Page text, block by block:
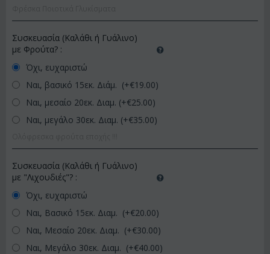
Συσκευασία (Καλάθι ή Γυάλινο)
με Φρούτα? :
Όχι, ευχαριστώ
Ναι, βασικό 15εκ. Διάμ. (+€19.00)
Ναι, μεσαίο 20εκ. Διαμ. (+€25.00)
Ναι, μεγάλο 30εκ. Διαμ. (+€35.00)
Συσκευασία (Καλάθι ή Γυάλινο)
με "Λιχουδιές"? :
Όχι, ευχαριστώ
Ναι, Βασικό 15εκ. Διαμ. (+€20.00)
Ναι, Μεσαίο 20εκ. Διαμ. (+€30.00)
Ναι, Μεγάλο 30εκ. Διαμ. (+€40.00)